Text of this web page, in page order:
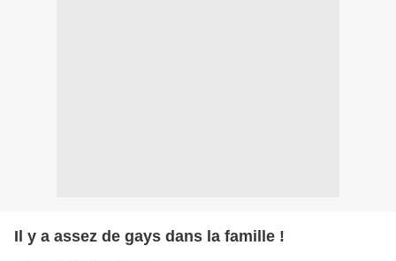
Il y a assez de gays dans la famille !